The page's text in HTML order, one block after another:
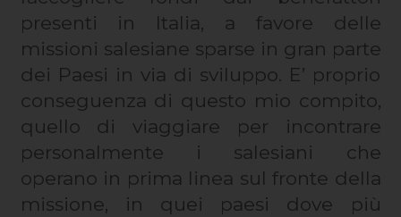
presenti in Italia, a favore delle
missioni salesiane sparse in gran parte
dei Paesi in via di sviluppo. E’ proprio
conseguenza di questo mio compito,
quello di viaggiare per incontrare
personalmente i salesiani che
operano in prima linea sul fronte della
missione, in quei paesi dove più